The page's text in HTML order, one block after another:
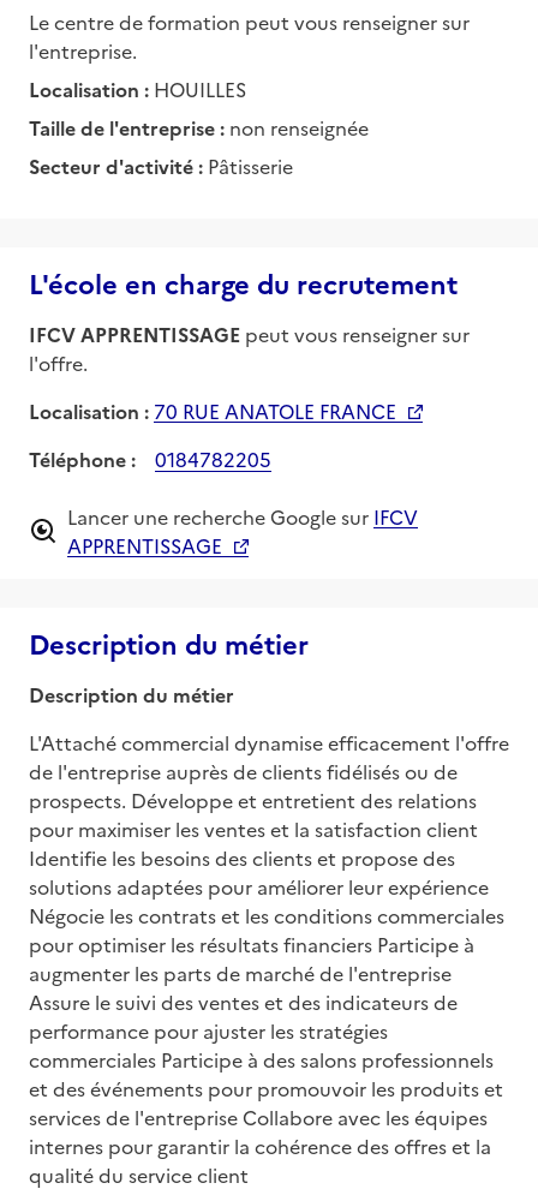
Le centre de formation peut vous renseigner sur
l'entreprise.
Localisation : HOUILLES
Taille de l'entreprise : non renseignée
Secteur d'activité : Pâtisserie
L'école en charge du recrutement
IFCV APPRENTISSAGE peut vous renseigner sur
l'offre.
Localisation : 70 RUE ANATOLE FRANCE
Téléphone :
0184782205
Lancer une recherche Google sur IFCV
APPRENTISSAGE
Description du métier
Description du métier
L'Attaché commercial dynamise efficacement l'offre
de l'entreprise auprès de clients fidélisés ou de
prospects. Développe et entretient des relations
pour maximiser les ventes et la satisfaction client
Identifie les besoins des clients et propose des
solutions adaptées pour améliorer leur expérience
Négocie les contrats et les conditions commerciales
pour optimiser les résultats financiers Participe à
augmenter les parts de marché de l'entreprise
Assure le suivi des ventes et des indicateurs de
performance pour ajuster les stratégies
commerciales Participe à des salons professionnels
et des événements pour promouvoir les produits et
services de l'entreprise Collabore avec les équipes
internes pour garantir la cohérence des offres et la
qualité du service client